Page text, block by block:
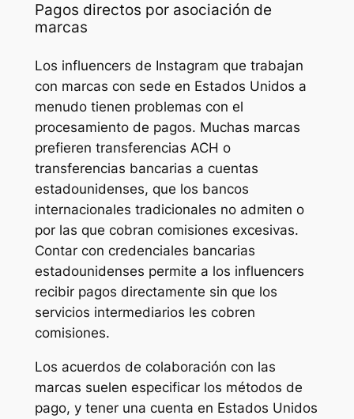
Pagos directos por asociación de
marcas
Los influencers de Instagram que trabajan
con marcas con sede en Estados Unidos a
menudo tienen problemas con el
procesamiento de pagos. Muchas marcas
prefieren transferencias ACH o
transferencias bancarias a cuentas
estadounidenses, que los bancos
internacionales tradicionales no admiten o
por las que cobran comisiones excesivas.
Contar con credenciales bancarias
estadounidenses permite a los influencers
recibir pagos directamente sin que los
servicios intermediarios les cobren
comisiones.
Los acuerdos de colaboración con las
marcas suelen especificar los métodos de
pago, y tener una cuenta en Estados Unidos